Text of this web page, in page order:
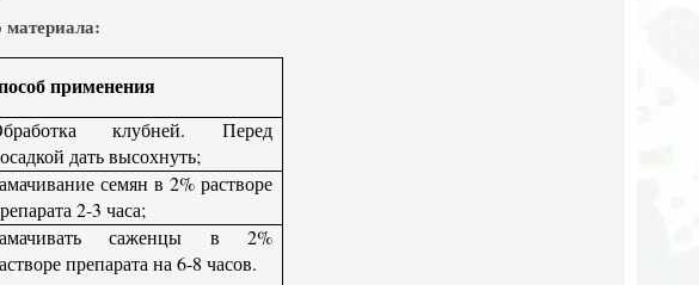
применения
клубней.
Перед
дать высохнуть;
семян в 2% растворе
2-3 часа;
саженцы в 2%
препарата на 6-8 часов.